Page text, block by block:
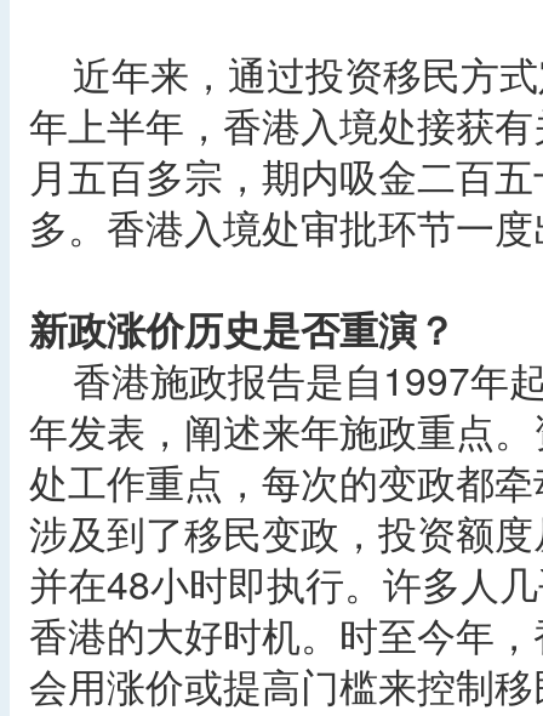
近年来，通过投资移民方
年上半年，香港入境处接获
月五百多宗，期内吸金二百
多。香港入境处审批环节一
新政涨价历史是否重演？
香港施政报告是自1997年
年发表，阐述来年施政重点
处工作重点，每次的变政都
涉及到了移民变政，投资额
并在48小时即执行。许多人
香港的大好时机。时至今年
会用涨价或提高门槛来控制